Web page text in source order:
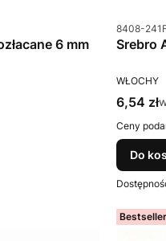
6 mm
Kod
8408-
Srebro
WŁOCHY
Cena
6,54 zł
Ceny
Do
Bestseller